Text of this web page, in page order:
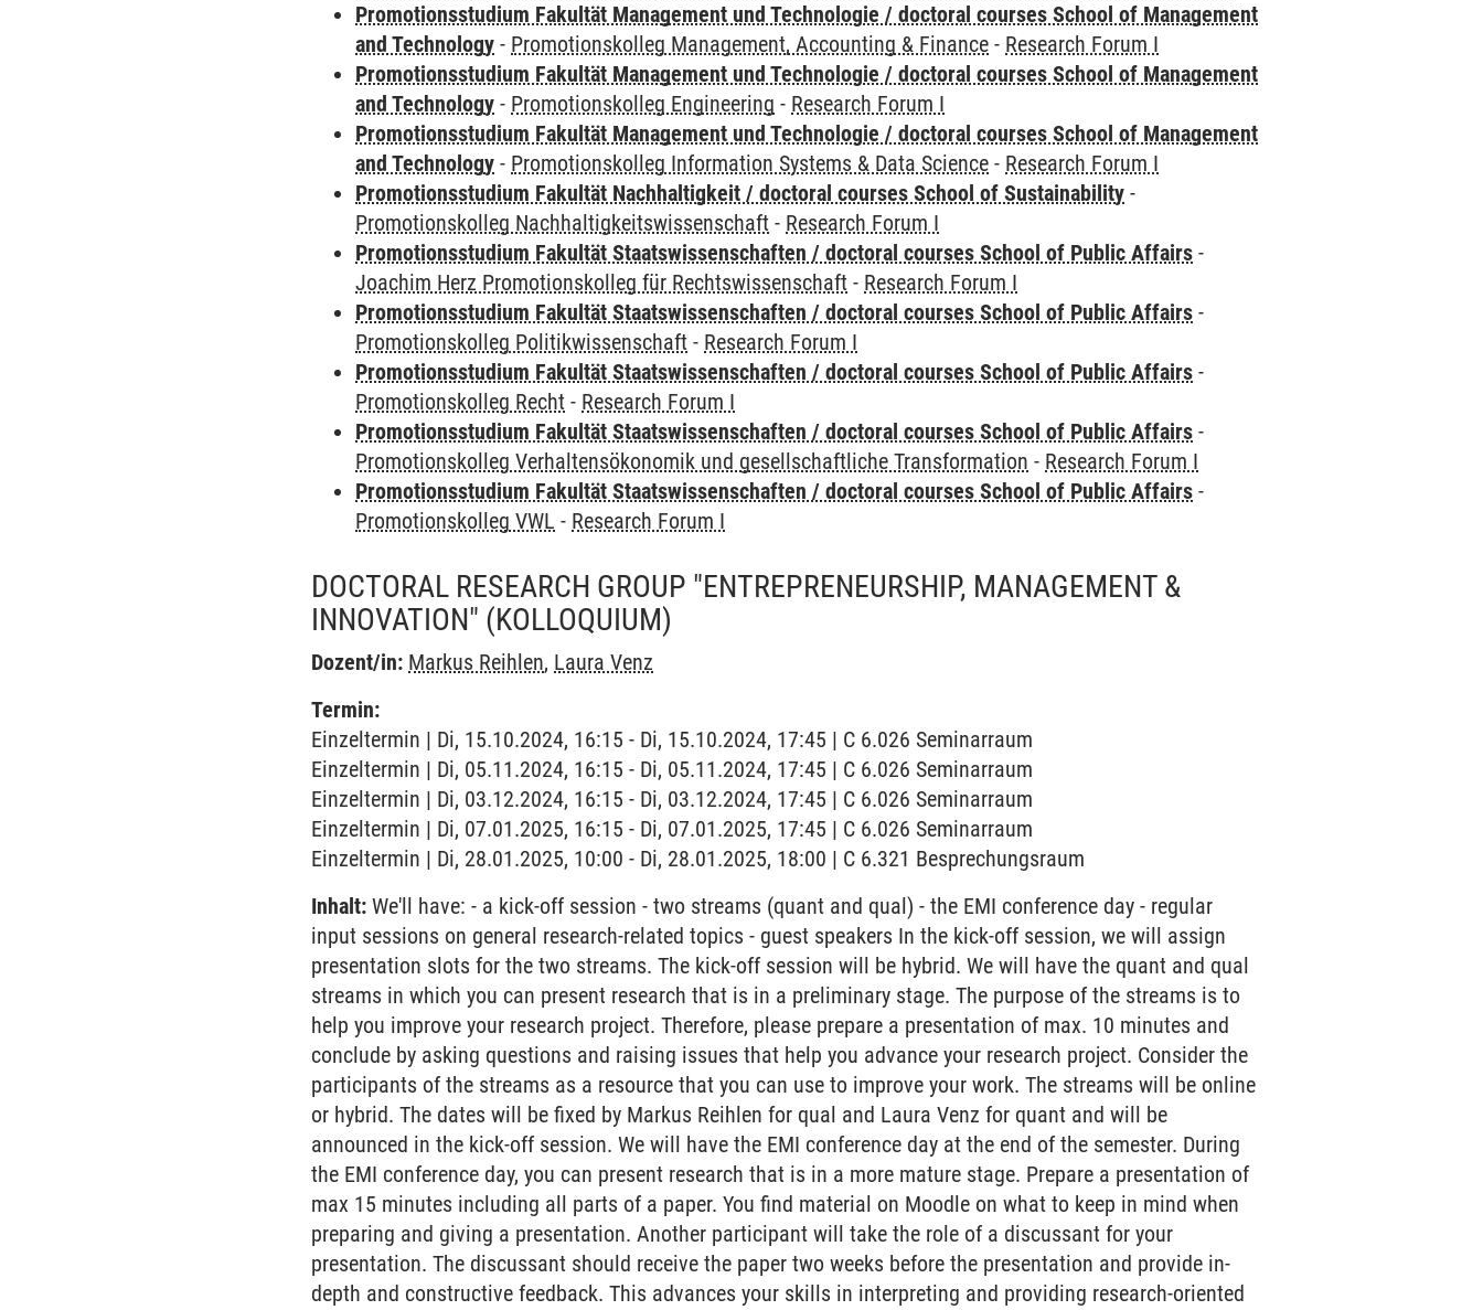
Promotionsstudium Fakultät Management und Technologie / doctoral courses School of Management
and Technology - Promotionskolleg Management, Accounting & Finance - Research Forum I
Promotionsstudium Fakultät Management und Technologie / doctoral courses School of Management
and Technology - Promotionskolleg Engineering - Research Forum I
Promotionsstudium Fakultät Management und Technologie / doctoral courses School of Management
and Technology - Promotionskolleg Information Systems & Data Science - Research Forum I
Promotionsstudium Fakultät Nachhaltigkeit / doctoral courses School of Sustainability -
Promotionskolleg Nachhaltigkeitswissenschaft - Research Forum I
Promotionsstudium Fakultät Staatswissenschaften / doctoral courses School of Public Affairs -
Joachim Herz Promotionskolleg für Rechtswissenschaft - Research Forum I
Promotionsstudium Fakultät Staatswissenschaften / doctoral courses School of Public Affairs -
Promotionskolleg Politikwissenschaft - Research Forum I
Promotionsstudium Fakultät Staatswissenschaften / doctoral courses School of Public Affairs -
Promotionskolleg Recht - Research Forum I
Promotionsstudium Fakultät Staatswissenschaften / doctoral courses School of Public Affairs -
Promotionskolleg Verhaltensökonomik und gesellschaftliche Transformation - Research Forum I
Promotionsstudium Fakultät Staatswissenschaften / doctoral courses School of Public Affairs -
Promotionskolleg VWL - Research Forum I
DOCTORAL RESEARCH GROUP "ENTREPRENEURSHIP, MANAGEMENT &
INNOVATION" (KOLLOQUIUM)
Dozent/in: Markus Reihlen, Laura Venz
Termin:
Einzeltermin | Di, 15.10.2024, 16:15 - Di, 15.10.2024, 17:45 | C 6.026 Seminarraum
Einzeltermin | Di, 05.11.2024, 16:15 - Di, 05.11.2024, 17:45 | C 6.026 Seminarraum
Einzeltermin | Di, 03.12.2024, 16:15 - Di, 03.12.2024, 17:45 | C 6.026 Seminarraum
Einzeltermin | Di, 07.01.2025, 16:15 - Di, 07.01.2025, 17:45 | C 6.026 Seminarraum
Einzeltermin | Di, 28.01.2025, 10:00 - Di, 28.01.2025, 18:00 | C 6.321 Besprechungsraum
Inhalt: We'll have: - a kick-off session - two streams (quant and qual) - the EMI conference day - regular
input sessions on general research-related topics - guest speakers In the kick-off session, we will assign
presentation slots for the two streams. The kick-off session will be hybrid. We will have the quant and qual
streams in which you can present research that is in a preliminary stage. The purpose of the streams is to
help you improve your research project. Therefore, please prepare a presentation of max. 10 minutes and
conclude by asking questions and raising issues that help you advance your research project. Consider the
participants of the streams as a resource that you can use to improve your work. The streams will be online
or hybrid. The dates will be fixed by Markus Reihlen for qual and Laura Venz for quant and will be
announced in the kick-off session. We will have the EMI conference day at the end of the semester. During
the EMI conference day, you can present research that is in a more mature stage. Prepare a presentation of
max 15 minutes including all parts of a paper. You find material on Moodle on what to keep in mind when
preparing and giving a presentation. Another participant will take the role of a discussant for your
presentation. The discussant should receive the paper two weeks before the presentation and provide in-
depth and constructive feedback. This advances your skills in interpreting and providing research-oriented